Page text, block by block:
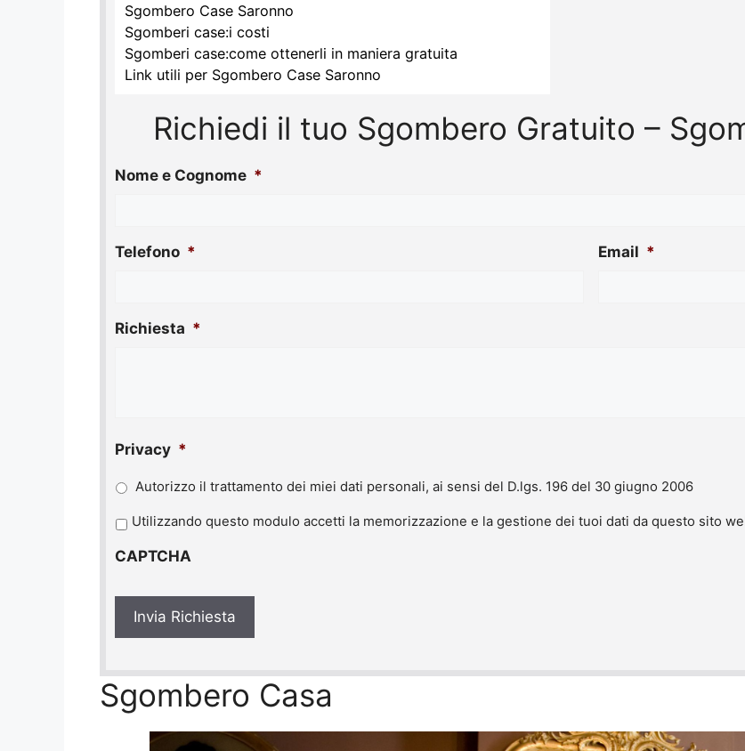
Sgombero Case Saronno
Sgomberi case:i costi
Sgomberi case:come ottenerli in maniera gratuita
Link utili per Sgombero Case Saronno
Richiedi il tuo Sgombero Gratuito –
Nome e Cognome *
Telefono * Email *
Richiesta *
Privacy *
Autorizzo il trattamento dei miei dati personali, ai sensi del D.lgs. 196 del 30 giugno 2006
P
i
a
y
Utilizzando questo modulo accetti la memorizzazione e la gestione dei tuoi dati da questo sito
CAPTCHA
Sgombero Casa